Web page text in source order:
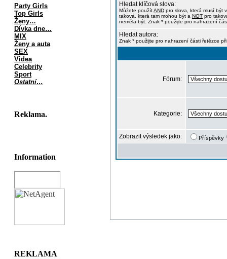
Party Girls
Top Girls
Ženy…
Dívka dne…
MIX
Ženy a auta
SEX
Videa
Celebrity
Sport
Ostatní…
Reklama.
Information
REKLAMA
Hledat klíčová slova:
Můžete použítAND pro slova, která musí být
taková, která tam mohou být a NOT pro
neměla být. Znak * použijte pro nahrazení
Hledat autora:
Znak * použijte pro nahrazení části řetězce
Fórum:
Kategorie:
Zobrazit výsledek jako: Příspěvky